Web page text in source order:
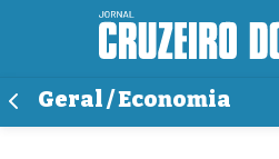
Geral / Economia